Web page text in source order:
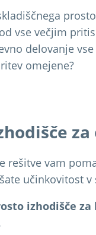
vse večjim
delovanje
omejene?
rešitve vam
učinkovitost v
izhodišče